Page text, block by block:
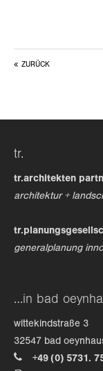
get in
376-293 city
san francisco,
+44 1234
drop us a
ZURÜCK
tr.
tr.architekten
architektur +
generalplanung
…in bad
wittekindstraße 3
32547 bad
+49 (0) 5731.